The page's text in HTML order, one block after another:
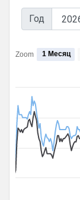
Год
Zoom 1 Месяц